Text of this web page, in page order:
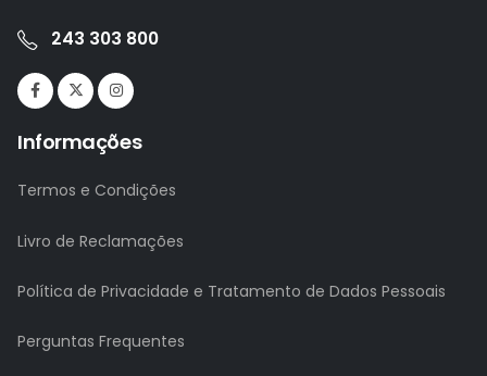
243 303 800
Informações
Termos e Condições
Livro de Reclamações
Política de Privacidade e Tratamento de Dados Pessoais
Perguntas Frequentes